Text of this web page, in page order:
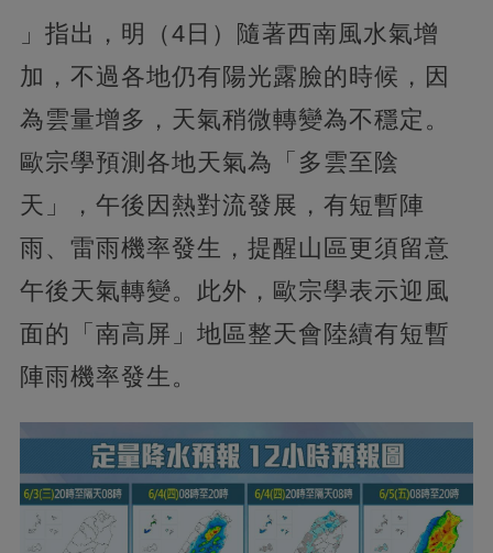
」指出，明（4日）隨著西南風水氣增
加，不過各地仍有陽光露臉的時候，因
為雲量增多，天氣稍微轉變為不穩定。
歐宗學預測各地天氣為「多雲至陰
天」，午後因熱對流發展，有短暫陣
雨、雷雨機率發生，提醒山區更須留意
午後天氣轉變。此外，歐宗學表示迎風
面的「南高屏」地區整天會陸續有短暫
陣雨機率發生。